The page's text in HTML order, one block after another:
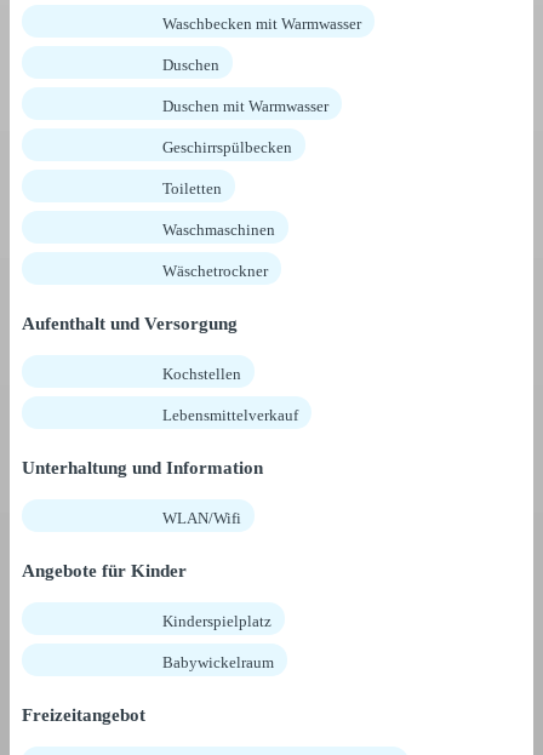
Waschbecken mit Warmwasser
Duschen
Duschen mit Warmwasser
Geschirrspülbecken
Toiletten
Waschmaschinen
Wäschetrockner
Aufenthalt und Versorgung
Kochstellen
Lebensmittelverkauf
Unterhaltung und Information
WLAN/Wifi
Angebote für Kinder
Kinderspielplatz
Babywickelraum
Freizeitangebot